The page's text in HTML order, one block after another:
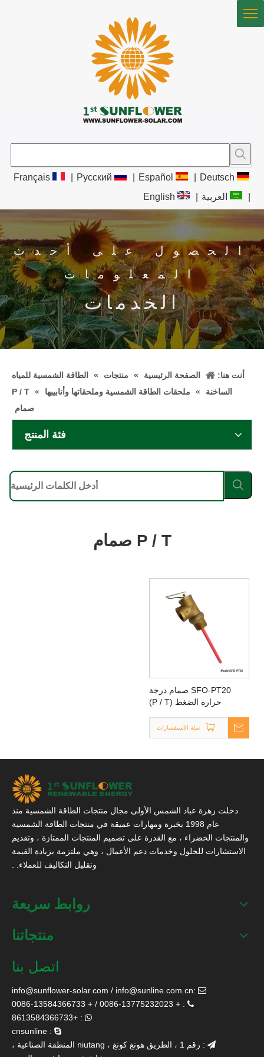
Deutsch
Español
Pусский
Français
العربية English
الحصول على أحدث
المعلومات
الخدمات
أنت هنا: الصفحة الرئيسية » منتجات »
الطاقة الشمسية للمياه
الساخنة
» ملحقات الطاقة الشمسية وملحقاتها وأنابيبها »
P / T
صمام
فئة المنتج
P / T صمام
SFO-PT20 صمام درجة
حرارة الضغط (P / T)
سلة الاستفسارات
دخلت زهرة عباد الشمس الأولى مجال منتجات الطاقة الشمسية منذ
عام 1998 بخبرة ومهارات عميقة في منتجات الطاقة الشمسية
والمنتجات الخضراء ، مع القدرة على تصميم المنتجات الممتازة ، وتقديم
الاستشارات للحلول وخدمات دعم الأعمال ، وهي ملتزمة بزيادة القيمة
وتقليل التكاليف للعملاء. .
روابط سريعة
منتجاتنا
اتصل بنا

:
info@sunflower-solar.com / info@sunline.com.cn

: + 0086-13775232023 / + 0086-13584366733

: +8613584366733

: cnsunline
 : رقم 1 ، الطريق هونغ كونغ ، niutang المنطقة الصناعية ،